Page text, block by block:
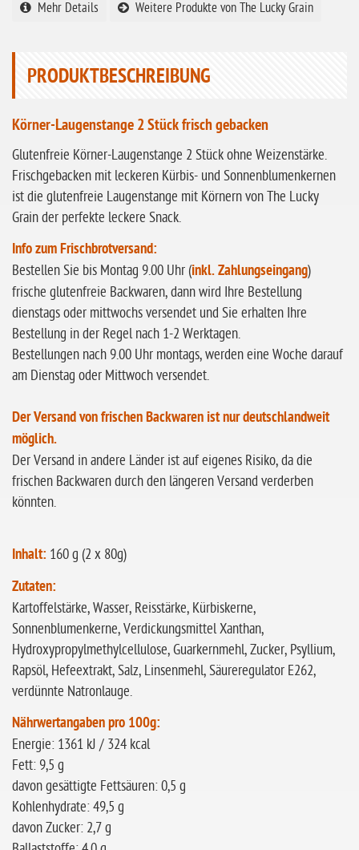
ohne Buchweizen
ohne Knoblauch
ohne Sellerie
glutenfrei
ohne
Sonnenblumen
ohne Palmöl
Mehr Details Weitere Produkte von The Lucky Grain
PRODUKTBESCHREIBUNG
Körner-Laugenstange 2 Stück frisch gebacken
Glutenfreie Körner-Laugenstange 2 Stück ohne Weizenstärke.
Frischgebacken mit leckeren Kürbis- und Sonnenblumenkernen
ist die glutenfreie Laugenstange mit Körnern von The Lucky
Grain der perfekte leckere Snack.
Info zum Frischbrotversand:
Bestellen Sie bis Montag 9.00 Uhr (inkl. Zahlungseingang)
frische glutenfreie Backwaren, dann wird Ihre Bestellung
dienstags oder mittwochs versendet und Sie erhalten Ihre
Bestellung in der Regel nach 1-2 Werktagen.
Bestellungen nach 9.00 Uhr montags, werden eine Woche darauf
am Dienstag oder Mittwoch versendet.
Der Versand von frischen Backwaren ist nur deutschlandweit
möglich.
Der Versand in andere Länder ist auf eigenes Risiko, da die
frischen Backwaren durch den längeren Versand verderben
könnten.
Inhalt: 160 g (2 x 80g)
Zutaten:
Kartoffelstärke, Wasser, Reisstärke, Kürbiskerne,
Sonnenblumenkerne, Verdickungsmittel Xanthan,
Hydroxypropylmethylcellulose, Guarkernmehl, Zucker, Psyllium,
Rapsöl, Hefeextrakt, Salz, Linsenmehl, Säureregulator E262,
verdünnte Natronlauge.
Nährwertangaben pro 100g:
Energie: 1361 kJ / 324 kcal
Fett: 9,5 g
davon gesättigte Fettsäuren: 0,5 g
Kohlenhydrate: 49,5 g
davon Zucker: 2,7 g